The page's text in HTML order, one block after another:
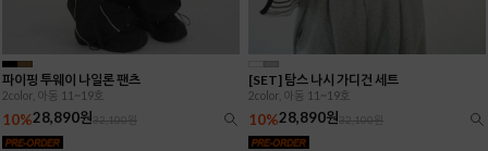
파이핑 투웨이 나일론 팬츠
2color, 아동 11~19호
10%28,890원32,100원
[SET] 탐스 나시 가디건 세트
2color, 아동 11~19호
10%28,890원32,100원